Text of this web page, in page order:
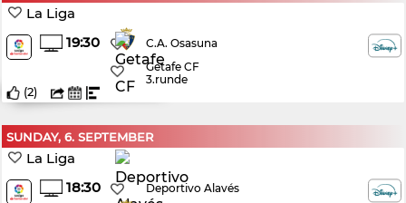
La Liga
19:30
C.A. Osasuna
Getafe CF
3.runde
(2)
SUNDAY, 6. SEPTEMBER
La Liga
18:30
Deportivo Alavés